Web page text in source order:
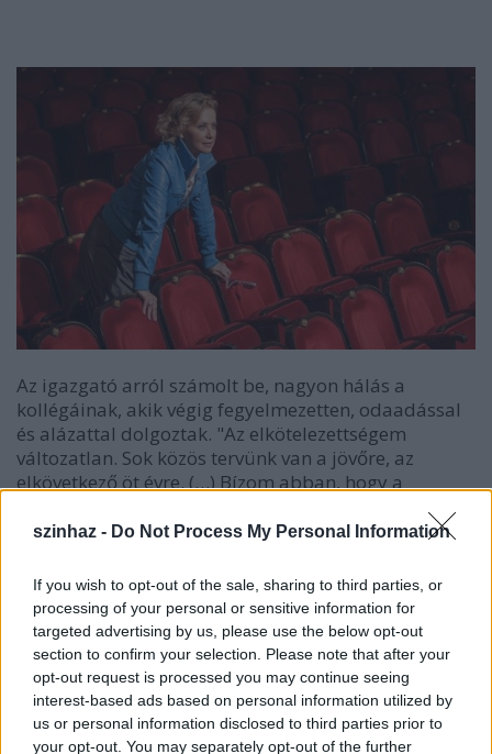
szinhaz - Do Not Process My Personal Information
If you wish to opt-out of the sale, sharing to third parties, or
processing of your personal or sensitive information for
targeted advertising by us, please use the below opt-out
section to confirm your selection. Please note that after your
opt-out request is processed you may continue seeing
interest-based ads based on personal information utilized by
us or personal information disclosed to third parties prior to
your opt-out. You may separately opt-out of the further
Az igazgató arról számolt be, nagyon hálás a
kollégáinak, akik végig fegyelmezetten, odaadással
és alázattal dolgoztak. "Az elkötelezettségem
változatlan. Sok közös tervünk van a jövőre, az
elkövetkező öt évre. (…) Bízom abban, hogy a
Vígszínházzal kapcsolatos döntésekben az elvégzett
munka és az elért eredmények játszanak majd
aki arról számolt be, úgy érzi, a Vígszínház
megőrizte értékes hagyományait, ugyanakkor képes
volt folyamatosan megújulni, és új, ismeretlen arcait
is megmutatni közönségének, és a nézőszám a nehéz
gazdasági helyzet ellenére sem csökkent, inkább
emelkedett.